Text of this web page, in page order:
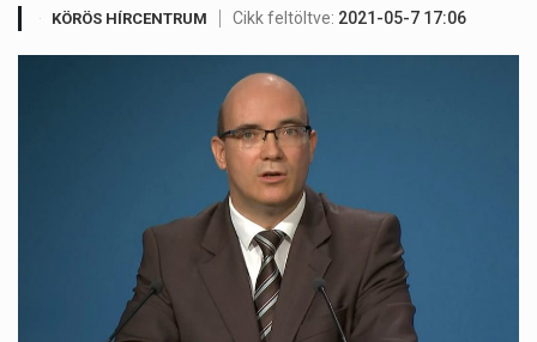
KÖRÖS HÍRCENTRUM Cikk feltöltve: 2021-05-7 17:06